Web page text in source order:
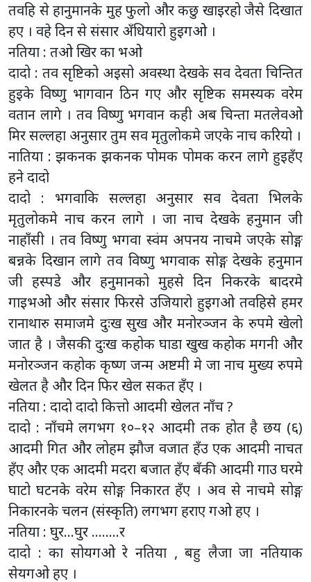
तवहि से हानुमानके मुह फुलो और कछु खाइरहो जैसे दिखात
हए । वहे दिन से संसार अँधियारो हुइगओ ।
नतिया : तओ खिर का भओ
दादो : तव सृष्टिको अइसो अवस्था देखके सव देवता चिन्तित
हुइके विष्णु भागवान ठिन गए और सृष्टिक समस्यक वरेम
वतान लागे । तव विष्णु भगवान कही अब चिन्ता मतलेवओ
मिर सल्लहा अनुसार तुम सव मृतुलोकमे जएके नाच करियो ।
नातिया : झकनक झकनक पोमक पोमक करन लागे हुइहँए
हने दादो
दादो : भगवाकि सल्लहा अनुसार सव देवता भिलके
मृतुलोकमे नाच करन लागे । जा नाच देखके हनुमान जी
नाहाँसी । तव विष्णु भगवा स्वंम अपनय नाचमे जएके सोङ्ग
बन्नके दिखान लागे तव विष्णु भगवाक सोङ्ग देखके हनुमान
जी हस्पडे और हनुमानको मुहसे दिन निकरके बादरमे
गाइभओ और संसार फिरसे उजियारो हुइगओ तवहिसे हमर
रानाथारु समाजमे दुःख सुख और मनोरञ्जन के रुपमे खेलो
जात है । जैसकी दुःख कहोक घाडा खुख कहोक मगनी और
मनोरञ्जन कहोक कृष्ण जन्म अष्टमी मे जा नाच मुख्य रुपमे
खेलत है और दिन फिर खेल सकत हँए ।
नतिया : दादो दादो कित्तो आदमी खेलत नाँच ?
दादो : नाँचमे लगभग १०–१२ आदमी तक होत है छय (६)
आदमी गित और लोहम झौज वजात हँउ एक आदमी नाचत
हँए और एक आदमी मदरा बजात हँए बँकी आदमी गाउ घरमे
घाटो घटनके वरेम सोङ्ग निकारत हँए । अव से नाचमे सोङ्ग
निकारनके चलन (संस्कृति) लगभग हराए गओ हए ।
नतिया : घुर…घुर ……..र
दादो : का सोयगओ रे नतिया , बहु लैजा जा नतियाक
सेयगओ हए ।